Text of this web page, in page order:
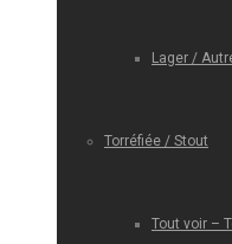
Lager /
Torréfiée / Stout
Tout voir –